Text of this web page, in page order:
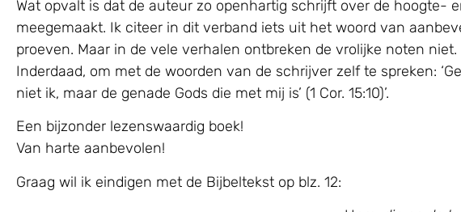
Wat opvalt is dat de auteur zo openhartig schrijft over de
meegemaakt. Ik citeer in dit verband iets uit het woord van
proeven. Maar in de vele verhalen ontbreken de vrolijke noten
Inderdaad, om met de woorden van de schrijver zelf te spreken:
niet ik, maar de genade Gods die met mij is’ (1 Cor. 15:10)’.
Een bijzonder lezenswaardig boek!
Van harte aanbevolen!
Graag wil ik eindigen met de Bijbeltekst op blz. 12: